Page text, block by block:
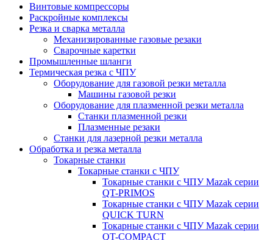
Винтовые компрессоры
Раскройные комплексы
Резка и сварка металла
Механизированные газовые резаки
Сварочные каретки
Промышленные шланги
Термическая резка с ЧПУ
Оборудование для газовой резки металла
Машины газовой резки
Оборудование для плазменной резки металла
Станки плазменной резки
Плазменные резаки
Станки для лазерной резки металла
Обработка и резка металла
Токарные станки
Токарные станки с ЧПУ
Токарные станки с ЧПУ Mazak серии
QT-PRIMOS
Токарные станки с ЧПУ Mazak серии
QUICK TURN
Токарные станки с ЧПУ Mazak серии
QT-COMPACT